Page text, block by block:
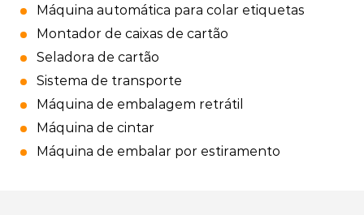
Máquina automática para colar etiquetas
Montador de caixas de cartão
Seladora de cartão
Sistema de transporte
Máquina de embalagem retrátil
Máquina de cintar
Máquina de embalar por estiramento